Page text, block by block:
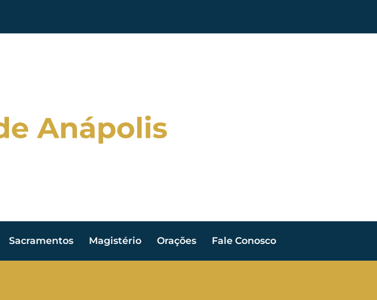
Sacramentos Magistério Orações Fale Conosco